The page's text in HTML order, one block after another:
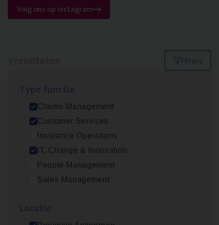
Volg ons op instagram
Filters
Claims Management
Customer Services
Insurance Operations
IT, Change & Innovation
People Management
Sales Management
Claims­hand­ler Fleet&
Claims Management
Antwerpen
Test Ana­lyst